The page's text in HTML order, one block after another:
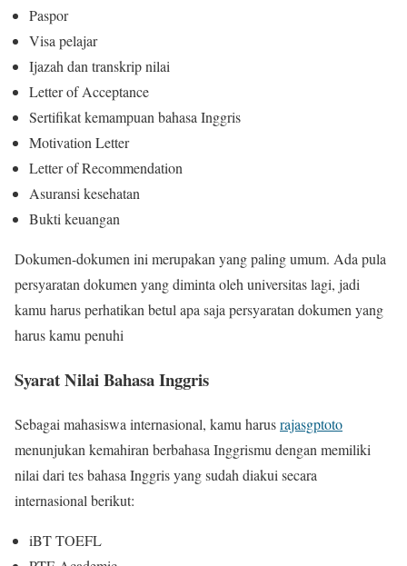
Paspor
Visa pelajar
Ijazah dan transkrip nilai
Letter of Acceptance
Sertifikat kemampuan bahasa Inggris
Motivation Letter
Letter of Recommendation
Asuransi kesehatan
Bukti keuangan
Dokumen-dokumen ini merupakan yang paling umum. Ada pula
persyaratan dokumen yang diminta oleh universitas lagi, jadi
kamu harus perhatikan betul apa saja persyaratan dokumen yang
harus kamu penuhi
Syarat Nilai Bahasa Inggris
Sebagai mahasiswa internasional, kamu harusrajasgptoto
menunjukan kemahiran berbahasa Inggrismu dengan memiliki
nilai dari tes bahasa Inggris yang sudah diakui secara
internasional berikut:
iBT TOEFL